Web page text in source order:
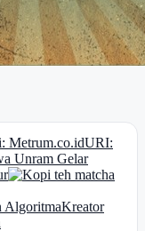
URI:
Unram Gelar
Kreator